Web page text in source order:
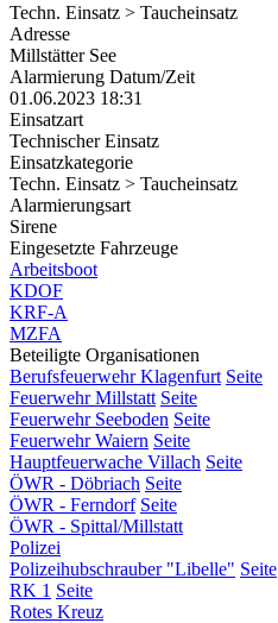
Techn. Einsatz > Taucheinsatz
Adresse
Millstätter See
Alarmierung Datum/Zeit
01.06.2023 18:31
Einsatzart
Technischer Einsatz
Einsatzkategorie
Techn. Einsatz > Taucheinsatz
Alarmierungsart
Sirene
Eingesetzte Fahrzeuge
Arbeitsboot
KDOF
KRF-A
MZFA
Beteiligte Organisationen
Berufsfeuerwehr Klagenfurt Seite
Feuerwehr Millstatt Seite
Feuerwehr Seeboden Seite
Feuerwehr Waiern Seite
Hauptfeuerwache Villach Seite
ÖWR - Döbriach Seite
ÖWR - Ferndorf Seite
ÖWR - Spittal/Millstatt
Polizei
Polizeihubschrauber "Libelle" Seite
RK 1 Seite
Rotes Kreuz